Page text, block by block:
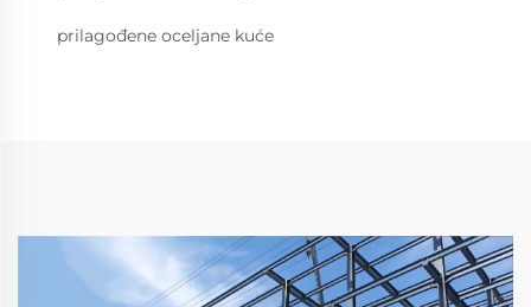
prilagođene oceljane kuće